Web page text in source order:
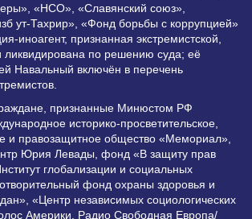
«НСО», «Славянский союз»,
ут-Тахрир», «Фонд борьбы с коррупцией»
иноагент, признанная экстремистской,
по решению суда; её
Навальный включён в перечень
признанные Минюстом РФ
историко-просветительское,
и правозащитное общество «Мемориал»,
Юрия Левады, фонд «В защиту прав
глобализации и социальных
фонд охраны здоровья и
«Центр независимых социологических
Америки, Радио Свободная Европа/